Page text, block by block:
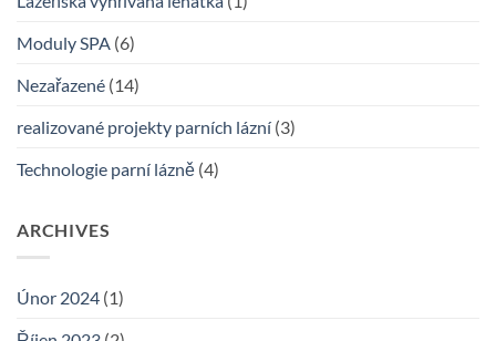
Moduly SPA (6)
Nezařazené (14)
realizované projekty parních lázní (3)
Technologie parní lázně (4)
ARCHIVES
Únor 2024 (1)